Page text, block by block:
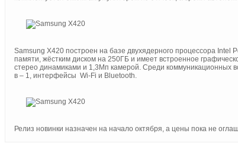
Samsung Х420 построен на базе двухядерного процессора Intel
памяти, жёстким диском на 250ГБ и имеет встроенное
стерео динамиками и 1,3Мп камерой. Среди коммуникационных
в – 1, интерфейсы Wi-Fi и Bluetooth.
Релиз новинки назначен на начало октября, а цены пока не